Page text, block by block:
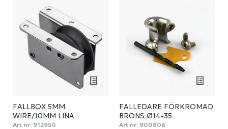
FALLBOX 5MM
WIRE/10MM LINA
Art nr: 912950
FALLEDARE FÖRKROMAD
BRONS Ø14-35
Art nr: 900806